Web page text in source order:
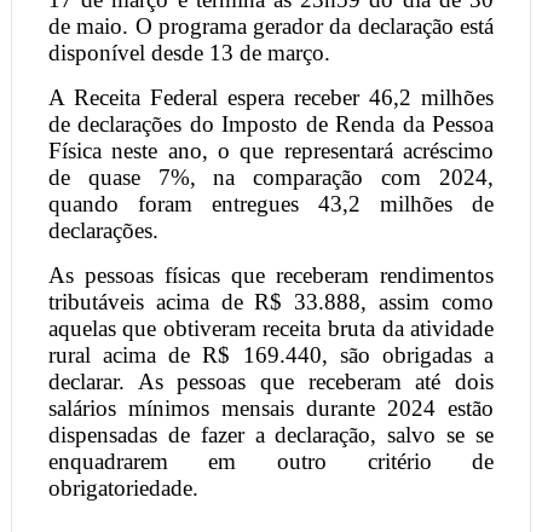
de maio. O programa gerador da declaração está
disponível desde 13 de março.
A Receita Federal espera receber 46,2 milhões
de declarações do Imposto de Renda da Pessoa
Física neste ano, o que representará acréscimo
de quase 7%, na comparação com 2024,
quando foram entregues 43,2 milhões de
declarações.
As pessoas físicas que receberam rendimentos
tributáveis acima de R$ 33.888, assim como
aquelas que obtiveram receita bruta da atividade
rural acima de R$ 169.440, são obrigadas a
declarar. As pessoas que receberam até dois
salários mínimos mensais durante 2024 estão
dispensadas de fazer a declaração, salvo se se
enquadrarem em outro critério de
obrigatoriedade.